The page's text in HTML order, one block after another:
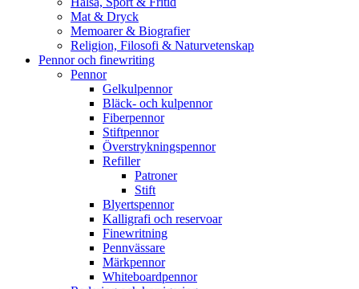
Mat & Dryck
Memoarer & Biografier
Religion, Filosofi & Naturvetenskap
Pennor och finewriting
Pennor
Gelkulpennor
Bläck- och kulpennor
Fiberpennor
Stiftpennor
Överstrykningspennor
Refiller
Patroner
Stift
Blyertspennor
Kalligrafi och reservoar
Finewritning
Pennvässare
Märkpennor
Whiteboardpennor